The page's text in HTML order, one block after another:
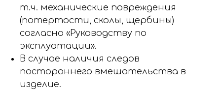
т.ч. механические повреждения
(потертости, сколы, щербины)
согласно «Руководству по
эксплуатации».
В случае наличия следов
постороннего вмешательства в
изделие.